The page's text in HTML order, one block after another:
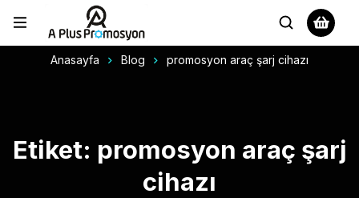
Anasayfa Blog promosyon araç şarj cihazı
Etiket: promosyon araç şarj
cihazı